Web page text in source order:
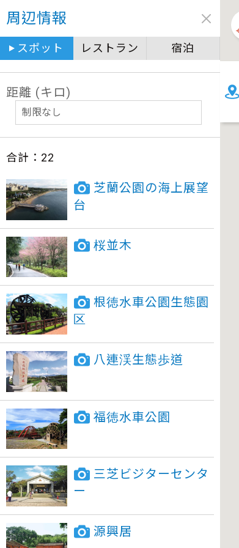
周辺情報
スポット レストラン 宿泊
距離 (キロ)
合計： 22
芝蘭公園の海上展望
台
桜並木
根徳水車公園生態園
区
八連渓生態歩道
福徳水車公園
三芝ビジターセンタ
ー
源興居